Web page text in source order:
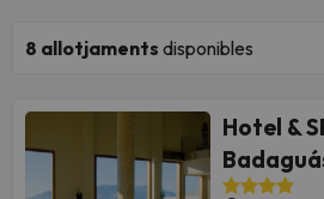
8 allotjaments disponibles
Hotel &